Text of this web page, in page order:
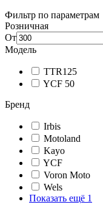
Фильтр по параметрам
Розничная
От
Модель
TTR125
YCF 50
Бренд
Irbis
Motoland
Kayo
YCF
Voron Moto
Wels
Показать ещё 1